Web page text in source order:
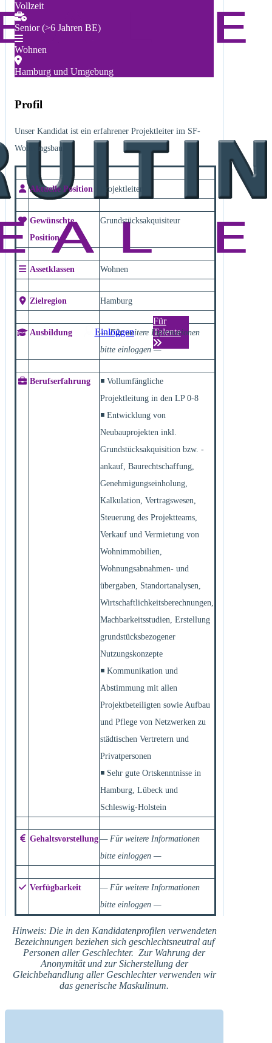
Einloggen
Für
Talente
Vollzeit
Senior (>6 Jahren BE)
Wohnen
Hamburg und Umgebung
Profil
Unser Kandidat ist ein erfahrener Projektleiter im SF-
Wohnungsbau.
Aktuelle Position Projektleiter
Gewünschte
Position
Grundstücksakquisiteur
Assetklassen Wohnen
Zielregion Hamburg
Ausbildung
— Für weitere Informationen
bitte einloggen —
Berufserfahrung
◾ Vollumfängliche
Projektleitung in den LP 0-8
◾ Entwicklung von
Neubauprojekten inkl.
Grundstücksakquisition bzw. -
ankauf, Baurechtschaffung,
Genehmigungseinholung,
Kalkulation, Vertragswesen,
Steuerung des Projektteams,
Verkauf und Vermietung von
Wohnimmobilien,
Wohnungsabnahmen- und
übergaben, Standortanalysen,
Wirtschaftlichkeitsberechnungen,
Machbarkeitsstudien, Erstellung
grundstücksbezogener
Nutzungskonzepte
◾ Kommunikation und
Abstimmung mit allen
Projektbeteiligten sowie Aufbau
und Pflege von Netzwerken zu
städtischen Vertretern und
Privatpersonen
◾ Sehr gute Ortskenntnisse in
Hamburg, Lübeck und
Schleswig-Holstein
Gehaltsvorstellung — Für weitere Informationen
bitte einloggen —
Verfügbarkeit
— Für weitere Informationen
bitte einloggen —
Hinweis: Die in den Kandidatenprofilen verwendeten
Bezeichnungen beziehen sich geschlechtsneutral auf
Personen aller Geschlechter. Zur Wahrung der
Anonymität und zur Sicherstellung der
Gleichbehandlung aller Geschlechter verwenden wir
das generische Maskulinum.